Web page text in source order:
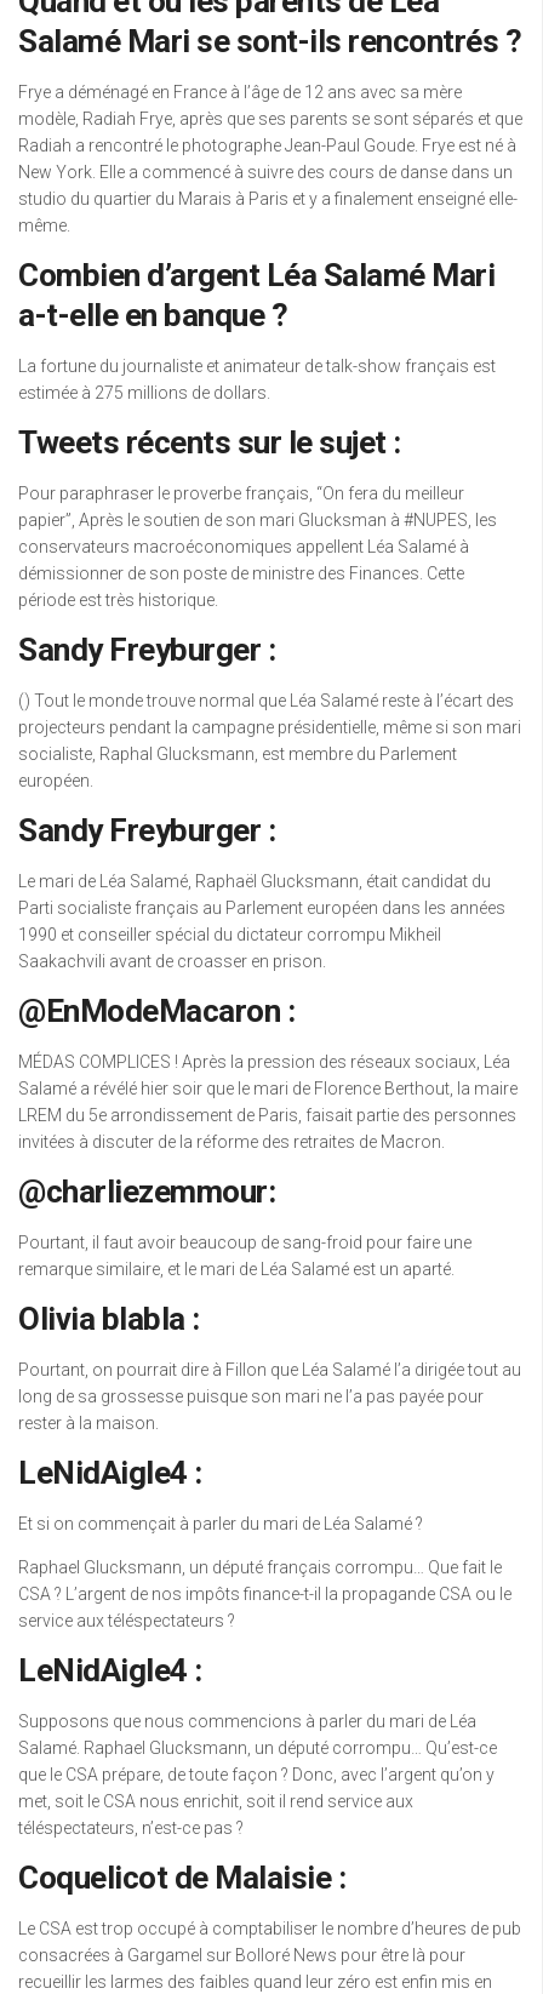
Salamé Mari se sont-ils rencontrés ?
Frye a déménagé en France à l’âge de 12 ans avec sa mère
modèle, Radiah Frye, après que ses parents se sont séparés et que
Radiah a rencontré le photographe Jean-Paul Goude. Frye est né à
New York. Elle a commencé à suivre des cours de danse dans un
studio du quartier du Marais à Paris et y a finalement enseigné elle-
même.
Combien d’argent Léa Salamé Mari
a-t-elle en banque ?
La fortune du journaliste et animateur de talk-show français est
estimée à 275 millions de dollars.
Tweets récents sur le sujet :
Pour paraphraser le proverbe français, “On fera du meilleur
papier”, Après le soutien de son mari Glucksman à #NUPES, les
conservateurs macroéconomiques appellent Léa Salamé à
démissionner de son poste de ministre des Finances. Cette
période est très historique.
Sandy Freyburger :
() Tout le monde trouve normal que Léa Salamé reste à l’écart des
projecteurs pendant la campagne présidentielle, même si son mari
socialiste, Raphal Glucksmann, est membre du Parlement
européen.
Sandy Freyburger :
Le mari de Léa Salamé, Raphaël Glucksmann, était candidat du
Parti socialiste français au Parlement européen dans les années
1990 et conseiller spécial du dictateur corrompu Mikheil
Saakachvili avant de croasser en prison.
@EnModeMacaron :
MÉDAS COMPLICES ! Après la pression des réseaux sociaux, Léa
Salamé a révélé hier soir que le mari de Florence Berthout, la maire
LREM du 5e arrondissement de Paris, faisait partie des personnes
invitées à discuter de la réforme des retraites de Macron.
@charliezemmour:
Pourtant, il faut avoir beaucoup de sang-froid pour faire une
remarque similaire, et le mari de Léa Salamé est un aparté.
Olivia blabla :
Pourtant, on pourrait dire à Fillon que Léa Salamé l’a dirigée tout au
long de sa grossesse puisque son mari ne l’a pas payée pour
rester à la maison.
LeNidAigle4 :
Et si on commençait à parler du mari de Léa Salamé ?
Raphael Glucksmann, un député français corrompu… Que fait le
CSA ? L’argent de nos impôts finance-t-il la propagande CSA ou le
service aux téléspectateurs ?
LeNidAigle4 :
Supposons que nous commencions à parler du mari de Léa
Salamé. Raphael Glucksmann, un député corrompu… Qu’est-ce
que le CSA prépare, de toute façon ? Donc, avec l’argent qu’on y
met, soit le CSA nous enrichit, soit il rend service aux
téléspectateurs, n’est-ce pas ?
Coquelicot de Malaisie :
Le CSA est trop occupé à comptabiliser le nombre d’heures de pub
consacrées à Gargamel sur Bolloré News pour être là pour
recueillir les larmes des faibles quand leur zéro est enfin mis en